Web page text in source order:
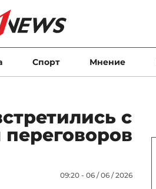
Спорт Мнение
с
09:20 - 06 / 06 / 2026